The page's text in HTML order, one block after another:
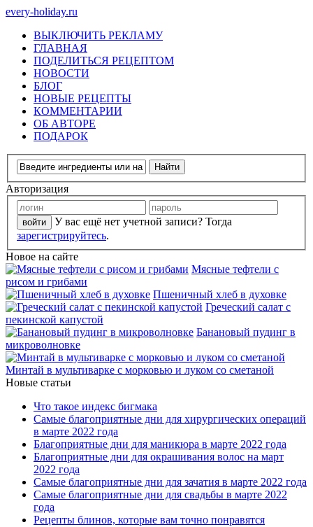
every-holiday.ru
ВЫКЛЮЧИТЬ РЕКЛАМУ
ГЛАВНАЯ
ПОДЕЛИТЬСЯ РЕЦЕПТОМ
НОВОСТИ
БЛОГ
НОВЫЕ РЕЦЕПТЫ
КОММЕНТАРИИ
ОБ АВТОРЕ
ПОДАРОК
Авторизация
У вас ещё нет учетной записи? Тогда
зарегистрируйтесь.
Новое на сайте
Мясные тефтели с
рисом и грибами
Пшеничный хлеб в духовке
Греческий салат с
пекинской капустой
Банановый пудинг в
микроволновке
Минтай в мультиварке с морковью и луком со сметаной
Новые статьи
Что такое индекс бигмака
Самые благоприятные дни для хирургических операций
в марте 2022 года
Благоприятные дни для маникюра в марте 2022 года
Благоприятные дни для окрашивания волос на март
2022 года
Самые благоприятные дни для зачатия в марте 2022 года
Самые благоприятные дни для свадьбы в марте 2022
года
Рецепты блинов, которые вам точно понравятся